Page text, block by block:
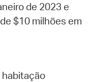
de 2023 e
$10 milhões em
habitação